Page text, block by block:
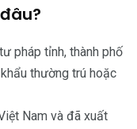
pháp tỉnh, thành phố
thường trú hoặc
Nam và đã xuất